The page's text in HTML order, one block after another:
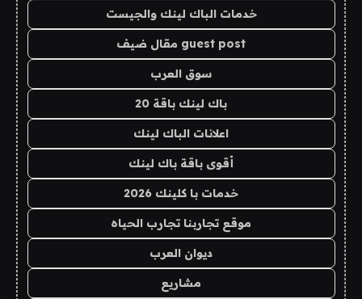
خدمات الباك لينك والجيست
guest post مقال ضيف
سوق العرب
باك لينك باقة 20
اعلانات الباك لينك
أقوى باقة باك لينك
خدمات با كلينك 2026
موقع تجاربنا تجارب الحياه
ديوان العرب
مشاريع